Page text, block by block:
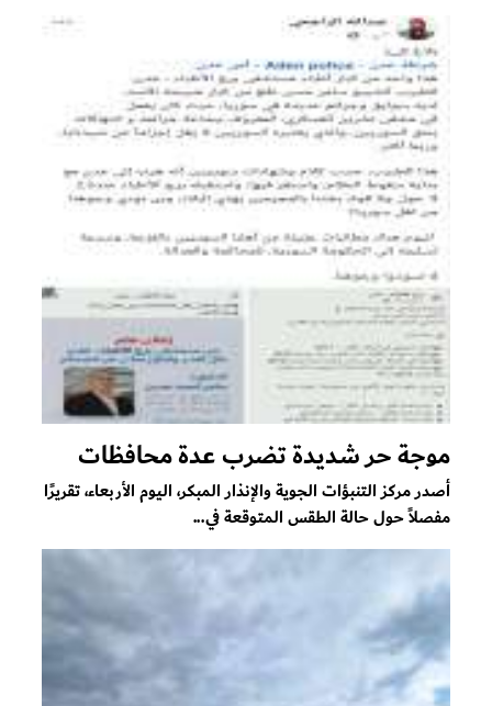
موجة حر شديدة تضرب عدة محافظات
أصدر مركز التنبؤات الجوية والإنذار المبكر، اليوم الأربعاء، تقريرًا
مفصلاً حول حالة الطقس المتوقعة في...